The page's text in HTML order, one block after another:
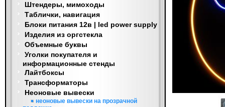
Штендеры, мимоходы
Таблички, навигация
Блоки питания 12в | led power supply
Изделия из оргстекла
Объемные буквы
Уголки покупателя и
информационные стенды
Лайтбоксы
Трансформаторы
Неоновые вывески
неоновые вывески на прозрачной